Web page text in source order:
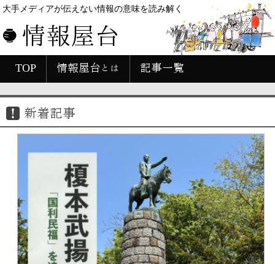
大手メディアが伝えない情報の意味を読み解く
情報屋台
TOP 情報屋台とは 記事一覧
新着記事